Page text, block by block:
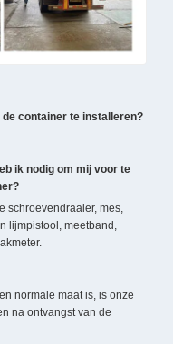
container te installeren?
ik nodig om mij voor te
schroevendraaier, mes,
lijmpistool, meetband,
normale maat is, is onze
na ontvangst van de